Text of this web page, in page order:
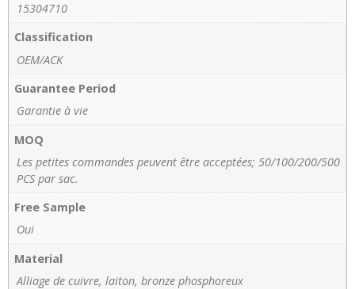
15304710
Classification
OEM/ACK
Guarantee Period
Garantie à vie
MOQ
Les petites commandes peuvent être acceptées; 50/100/200/500
PCS par sac.
Free Sample
Oui
Material
Alliage de cuivre, laiton, bronze phosphoreux